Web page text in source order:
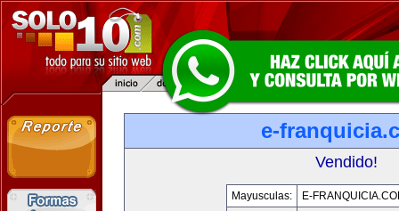
e-
Vendido!
Mayusculas:
E-